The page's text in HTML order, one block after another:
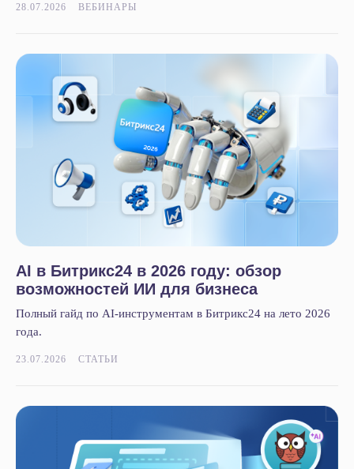
28.07.2026 ВЕБИНАРЫ
AI в Битрикс24 в 2026 году: обзор
возможностей ИИ для бизнеса
Полный гайд по AI-инструментам в Битрикс24 на лето 2026
года.
23.07.2026 СТАТЬИ